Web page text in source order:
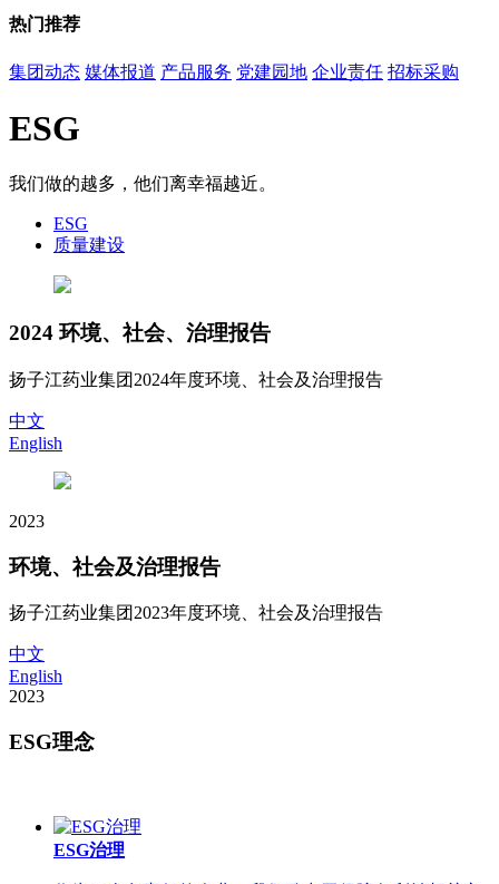
热门推荐
集团动态 媒体报道 产品服务 党建园地 企业责任 招标采购
ESG
我们做的越多，他们离幸福越近。
ESG
质量建设
2024 环境、社会、治理报告
扬子江药业集团2024年度环境、社会及治理报告
中文
English
2023
环境、社会及治理报告
扬子江药业集团2023年度环境、社会及治理报告
中文
English
2023
ESG理念
ESG治理